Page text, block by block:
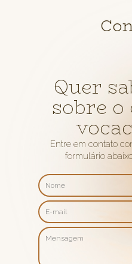
Quer
sobre
Entre em contato
formulário